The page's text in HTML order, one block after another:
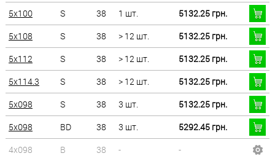
5x100
S 38 1 шт.
5132.25 грн.
5x108
S 38 > 12 шт.
5132.25 грн.
5x112
S 38 > 12 шт.
5132.25 грн.
5x114.3
S 38 > 12 шт.
5132.25 грн.
5x098
S 38 3 шт.
5132.25 грн.
5x098
BD 38 3 шт.
5292.45 грн.
4x098
B 38 -
-